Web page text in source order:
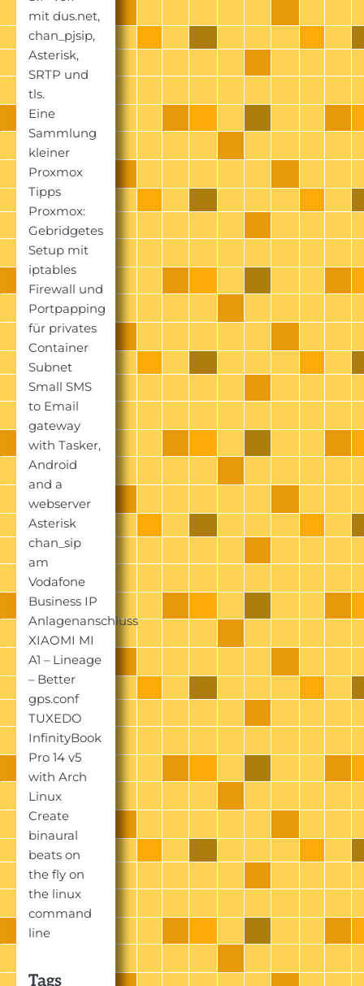
mit dus.net,
chan_pjsip,
Asterisk,
SRTP und
tls.
Eine
Sammlung
kleiner
Proxmox
Tipps
Proxmox:
Gebridgetes
Setup mit
iptables
Firewall und
Portpapping
für privates
Container
Subnet
Small SMS
to Email
gateway
with Tasker,
Android
and a
webserver
Asterisk
chan_sip
am
Vodafone
Business IP
Anlagenanschluss
XIAOMI MI
A1 – Lineage
– Better
gps.conf
TUXEDO
InfinityBook
Pro 14 v5
with Arch
Linux
Create
binaural
beats on
the fly on
the linux
command
line
Tags